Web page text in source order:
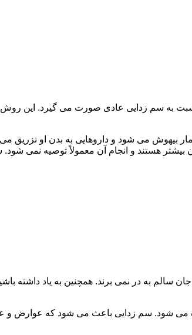
سم زدایی عادی صورت می گیرد. این روش در
بیهوش می شود و داروهایی به بدن او تزریق
بیشتر هستند و انجام آن معمولاً توصیه نمی
فوق سریع در چند ساعت انجام می شود و معمولاً ۱ نفر از هر ۵۰۰ نفر جان
می شود. سم زدایی باعث می شود که عوارض و